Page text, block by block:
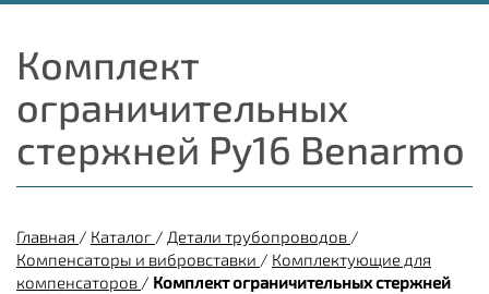
Комплект
ограничительных
стержней Ру16 Benarmo
Главная / Каталог / Детали трубопроводов /
Компенсаторы и вибровставки / Комплектующие для
компенсаторов / Комплект ограничительных стержней